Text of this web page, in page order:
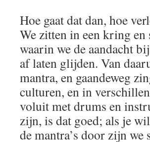
Hoe gaat dat dan, hoe
We zitten in een kring
waarin we de aandacht
af laten glijden. Van
mantra, en gaandeweg
culturen, en in
voluit met drums en
zijn, is dat goed; als je
de mantra’s door zijn